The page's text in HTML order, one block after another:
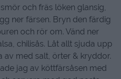
och fräs löken glansig,
ner färsen. Bryn den färdig
och rör om. Vänd ner
chilisås. Låt allt sjuda upp
av med salt, örter & kryddor.
jag av köttfärsåsen med